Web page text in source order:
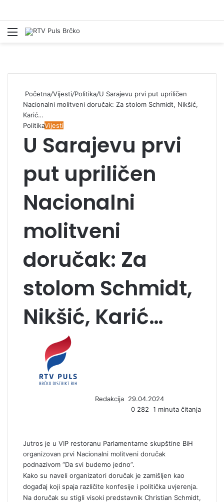
Izbornik
Početna/Vijesti/Politika/U Sarajevu prvi put upriličen
Nacionalni molitveni doručak: Za stolom Schmidt, Nikšić,
Karić…
PolitikaVijesti
U Sarajevu prvi
put upriličen
Nacionalni
molitveni
doručak: Za
stolom Schmidt,
Nikšić, Karić…
Redakcija e
m
l
29.04.2024
0 282 1 minuta čitanja
Jutros je u VIP restoranu Parlamentarne skupštine BiH
organizovan prvi Nacionalni molitveni doručak
podnazivom “Da svi budemo jedno”.
Kako su naveli organizatori doručak je zamišljen kao
događaj koji spaja različite konfesije i politička uvjerenja.
Na doručak su stigli visoki predstavnik Christian Schmidt,